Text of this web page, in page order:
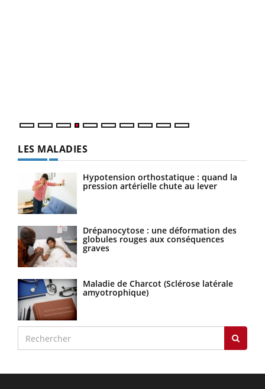
LES MALADIES
Hypotension orthostatique : quand la
pression artérielle chute au lever
Drépanocytose : une déformation des
globules rouges aux conséquences
graves
Maladie de Charcot (Sclérose latérale
amyotrophique)